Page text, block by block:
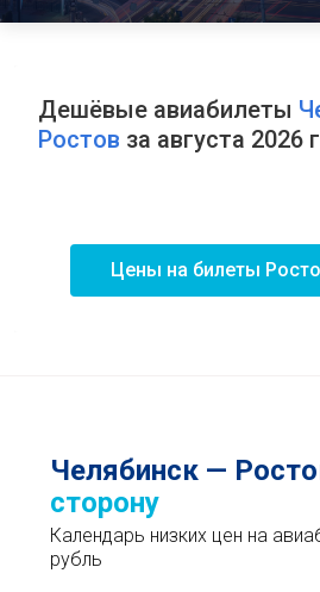
Дешёвые авиабилеты
Ростов за августа 2026
Цены на билеты
Челябинск —
сторону
Календарь низких цен на
рубль